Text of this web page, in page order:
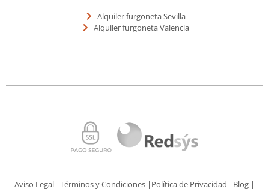
Alquiler furgoneta Sevilla
Alquiler furgoneta Valencia
Aviso Legal |Términos y Condiciones | Política de Privacidad | Blog |